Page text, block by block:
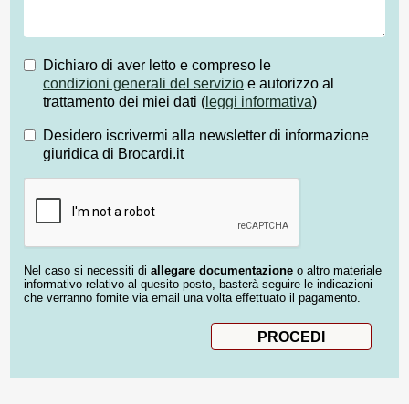
Dichiaro di aver letto e compreso le
condizioni generali del servizio e autorizzo al
trattamento dei miei dati ( leggi informativa)
Desidero iscrivermi alla newsletter di informazione
giuridica di Brocardi.it
Nel caso si necessiti di allegare documentazione o altro materiale
informativo relativo al quesito posto, basterà seguire le indicazioni
che verranno fornite via email una volta effettuato il pagamento.